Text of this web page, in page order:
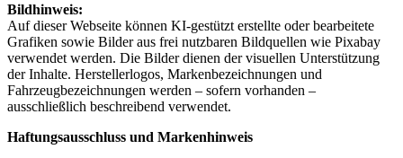
Bildhinweis:
Auf dieser Webseite können KI-gestützt erstellte oder bearbeitete
Grafiken sowie Bilder aus frei nutzbaren Bildquellen wie Pixabay
verwendet werden. Die Bilder dienen der visuellen Unterstützung
der Inhalte. Herstellerlogos, Markenbezeichnungen und
Fahrzeugbezeichnungen werden – sofern vorhanden –
ausschließlich beschreibend verwendet.
Haftungsausschluss und Markenhinweis